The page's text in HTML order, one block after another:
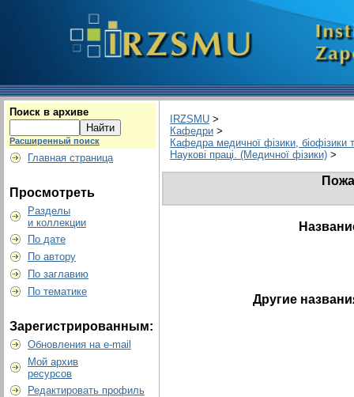
Поиск в архиве
Расширенный поиск
Главная страница
Просмотреть
Разделы
и коллекции
По дате
По автору
По заглавию
По тематике
Зарегистрированным:
Обновления на e-mail
Мой архив
ресурсов
Редактировать профиль
IRZSMU >
Кафедри >
Кафедра медичної фізики, біофізики
Наукові праці. (Медичної фізики) >
Другие